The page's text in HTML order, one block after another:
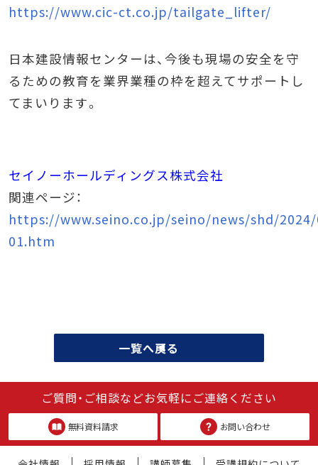
https://www.cic-ct.co.jp/tailgate_lifter/
日本建設情報センターは、今後も現場の安全を守
るための教育を業界業種の枠を超えてサポートし
てまいります。
セイノーホールディングス株式会社
関連ページ：
https://www.seino.co.jp/seino/news/shd/
01.htm
一覧へ戻る
ご質問・ご相談などお気軽にご連絡ください
無料資料請求 お問い合わせ